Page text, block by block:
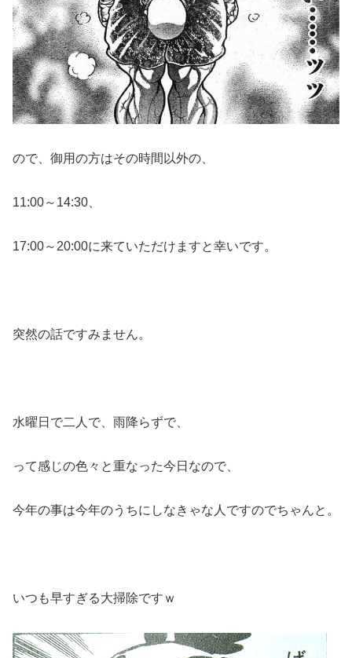
ので、御用の方はその時間以外の、
11:00～14:30、
17:00～20:00に来ていただけますと幸いです。
突然の話ですみません。
水曜日で二人で、雨降らずで、
って感じの色々と重なった今日なので、
今年の事は今年のうちにしなきゃな人ですのでちゃんと。
いつも早すぎる大掃除ですｗ